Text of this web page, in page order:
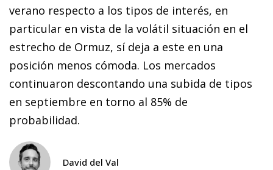
verano respecto a los tipos de interés, en
particular en vista de la volátil situación en el
estrecho de Ormuz, sí deja a este en una
posición menos cómoda. Los mercados
continuaron descontando una subida de tipos
en septiembre en torno al 85% de
probabilidad.
David del Val